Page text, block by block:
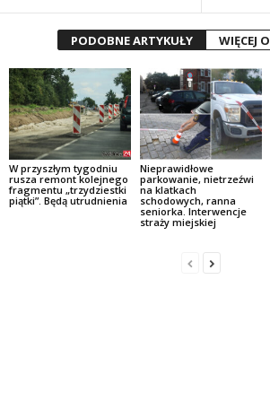
PODOBNE ARTYKUŁY WIĘCEJ
W przyszłym tygodniu
rusza remont kolejnego
fragmentu „trzydziestki
piątki”. Będą utrudnienia
Nieprawidłowe
parkowanie, nietrzeźwi
na klatkach
schodowych, ranna
seniorka. Interwencje
straży miejskiej